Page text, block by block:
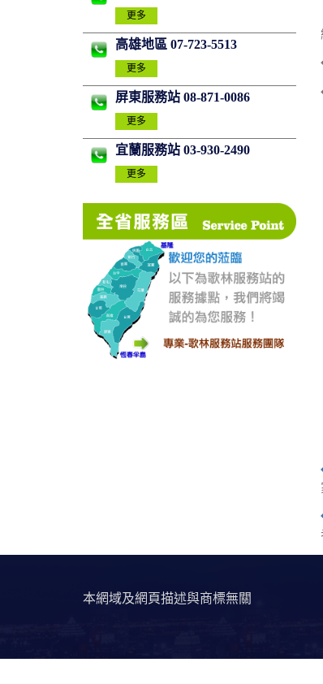
更多
高雄地區 07-723-5513
更多
屏東服務站 08-871-0086
更多
宜蘭服務站 03-930-2490
更多
本網域及網頁描述與商標無關